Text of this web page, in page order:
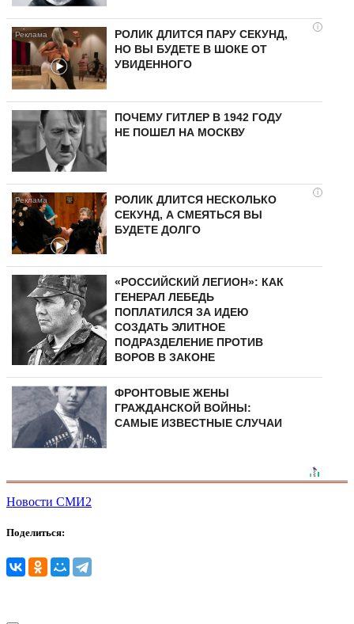
i
РОЛИК ДЛИТСЯ ПАРУ СЕКУНД,
НО ВЫ БУДЕТЕ В ШОКЕ ОТ
УВИДЕННОГО
ПОЧЕМУ ГИТЛЕР В 1942 ГОДУ
НЕ ПОШЕЛ НА МОСКВУ
i
РОЛИК ДЛИТСЯ НЕСКОЛЬКО
СЕКУНД, А СМЕЯТЬСЯ ВЫ
БУДЕТЕ ДОЛГО
«РОССИЙСКИЙ ЛЕГИОН»: КАК
ГЕНЕРАЛ ЛЕБЕДЬ
ПОПЛАТИЛСЯ ЗА ИДЕЮ
СОЗДАТЬ ЭЛИТНОЕ
ПОДРАЗДЕЛЕНИЕ ПРОТИВ
ВОРОВ В ЗАКОНЕ
ФРОНТОВЫЕ ЖЕНЫ
ГРАЖДАНСКОЙ ВОЙНЫ:
САМЫЕ ИЗВЕСТНЫЕ СЛУЧАИ
Новости СМИ2
Поделиться: